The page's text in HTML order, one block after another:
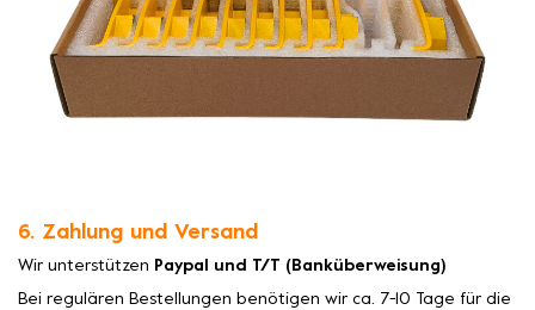
6. Zahlung und Versand
Wir unterstützen Paypal und T/T (Banküberweisung)
Bei regulären Bestellungen benötigen wir ca. 7-10 Tage für die